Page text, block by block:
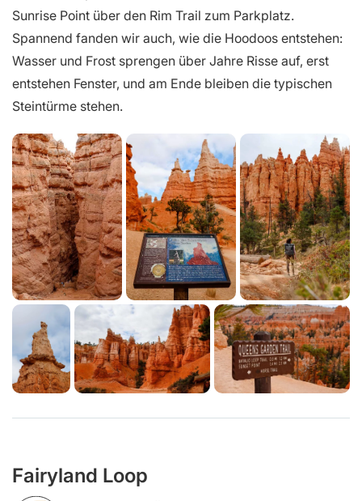
Sunrise Point über den Rim Trail zum Parkplatz.
Spannend fanden wir auch, wie die Hoodoos entstehen:
Wasser und Frost sprengen über Jahre Risse auf, erst
entstehen Fenster, und am Ende bleiben die typischen
Steintürme stehen.
Fairyland Loop